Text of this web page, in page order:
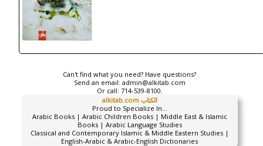
Can't find what you need? Have questions?
Send an email: admin@alkitab.com
Or call: 714-539-8100.
alkitab.com الكتاب
Proud to Specialize In...
Arabic Books | Arabic Children Books | Middle East & Islamic
Books | Arabic Language Studies
Classical and Contemporary Islamic & Middle Eastern Studies |
English-Arabic & Arabic-English Dictionaries